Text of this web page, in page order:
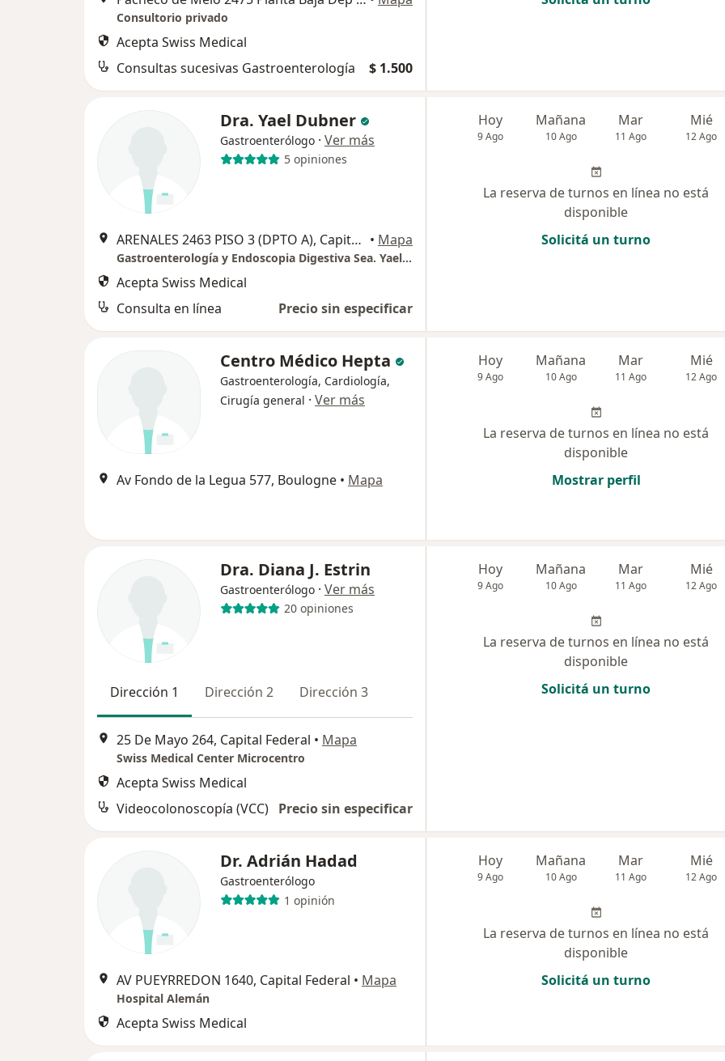
Consultorio privado
Acepta Swiss Medical
Consultas sucesivas Gastroenterología
$ 1.500
Dra. Yael Dubner
Gastroenterólogo · Ver más
5 opiniones
ARENALES 2463 PISO 3 (DPTO A), Capital Federal • Mapa
Gastroenterología y Endoscopia Digestiva Sea. Yael Dubner
Acepta Swiss Medical
Consulta en línea
Precio sin especificar
Hoy
9 Ago
Mañana
10 Ago
Mar
11 Ago
Mié
12 Ago
La reserva de turnos en línea no está
disponible
Solicitá un turno
Centro Médico Hepta
Gastroenterología, Cardiología,
Cirugía general · Ver más
Av Fondo de la Legua 577, Boulogne • Mapa
Hoy
9 Ago
Mañana
10 Ago
Mar
11 Ago
Mié
12 Ago
La reserva de turnos en línea no está
disponible
Mostrar perfil
Dra. Diana J. Estrin
Gastroenterólogo · Ver más
20 opiniones
Dirección 1 Dirección 2 Dirección 3
25 De Mayo 264, Capital Federal • Mapa
Swiss Medical Center Microcentro
Acepta Swiss Medical
Videocolonoscopía (VCC) Precio sin especificar
Hoy
9 Ago
Mañana
10 Ago
Mar
11 Ago
Mié
12 Ago
La reserva de turnos en línea no está
disponible
Solicitá un turno
Dr. Adrián Hadad
Gastroenterólogo
1 opinión
AV PUEYRREDON 1640, Capital Federal • Mapa
Hospital Alemán
Acepta Swiss Medical
Hoy
9 Ago
Mañana
10 Ago
Mar
11 Ago
Mié
12 Ago
La reserva de turnos en línea no está
disponible
Solicitá un turno